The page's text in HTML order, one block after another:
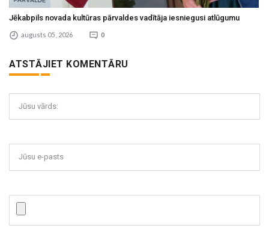
Jēkabpils novada kultūras pārvaldes vadītāja iesniegusi atlūgumu
augusts 05 , 2026 0
ATSTĀJIET KOMENTĀRU
Jūsu vārds:
Jūsu e-pasts